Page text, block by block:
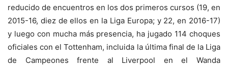
reducido de encuentros en los dos primeros cursos (19, en
2015-16, diez de ellos en la Liga Europa; y 22, en 2016-17)
y luego con mucha más presencia, ha jugado 114 choques
oficiales con el Tottenham, incluida la última final de la Liga
de Campeones frente al Liverpool en el Wanda